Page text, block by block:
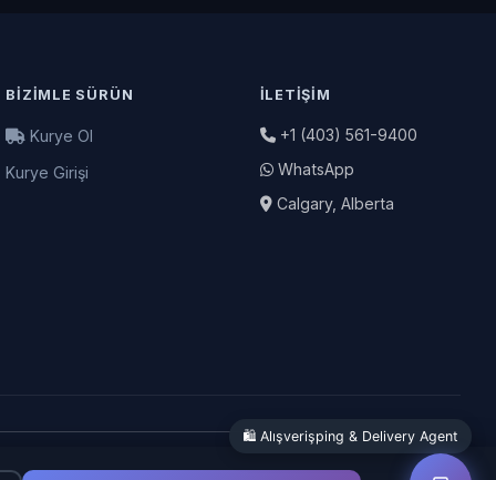
BIZIMLE SÜRÜN
Kurye Ol
Kurye Girişi
İLETIŞIM
+1 (403) 561-9400
WhatsApp
Calgary, Alberta
🛍️ Alışverişping & Delivery Agent